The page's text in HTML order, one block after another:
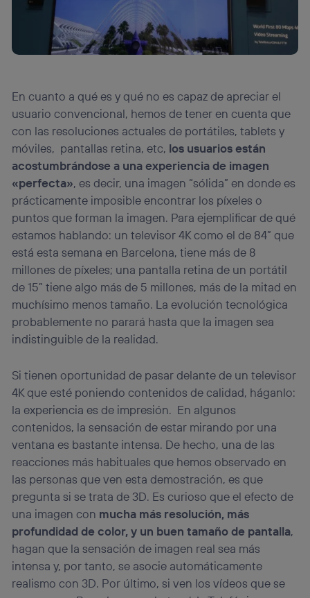
En cuanto a qué es y qué no es capaz de apreciar el
usuario convencional, hemos de tener en cuenta que
con las resoluciones actuales de portátiles, tablets y
móviles, pantallas retina, etc, los usuarios están
acostumbrándose a una experiencia de imagen
«perfecta», es decir, una imagen “sólida” en donde es
prácticamente imposible encontrar los píxeles o
puntos que forman la imagen. Para ejemplificar de qué
estamos hablando: un televisor 4K como el de 84” que
está esta semana en Barcelona, tiene más de 8
millones de píxeles; una pantalla retina de un portátil
de 15” tiene algo más de 5 millones, más de la mitad en
muchísimo menos tamaño. La evolución tecnológica
probablemente no parará hasta que la imagen sea
indistinguible de la realidad.
Si tienen oportunidad de pasar delante de un televisor
4K que esté poniendo contenidos de calidad, háganlo:
la experiencia es de impresión. En algunos
contenidos, la sensación de estar mirando por una
ventana es bastante intensa. De hecho, una de las
reacciones más habituales que hemos observado en
las personas que ven esta demostración, es que
pregunta si se trata de 3D. Es curioso que el efecto de
una imagen con mucha más resolución, más
profundidad de color, y un buen tamaño de pantalla,
hagan que la sensación de imagen real sea más
intensa y, por tanto, se asocie automáticamente
realismo con 3D. Por último, si ven los vídeos que se